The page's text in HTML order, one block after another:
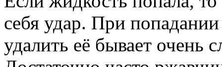
себя удар. При
удалить её бывает очень